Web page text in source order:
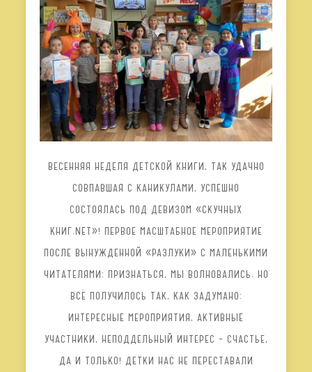
ВЕСЕННЯЯ НЕДЕЛЯ ДЕТСКОЙ КНИГИ, ТАК УДАЧНО
СОВПАВШАЯ С КАНИКУЛАМИ, УСПЕШНО
СОСТОЯЛАСЬ ПОД ДЕВИЗОМ «СКУЧНЫХ
КНИГ.NET»! ПЕРВОЕ МАСШТАБНОЕ МЕРОПРИЯТИЕ
ПОСЛЕ ВЫНУЖДЕННОЙ «РАЗЛУКИ» С МАЛЕНЬКИМИ
ЧИТАТЕЛЯМИ: ПРИЗНАТЬСЯ, МЫ ВОЛНОВАЛИСЬ. НО
ВСЁ ПОЛУЧИЛОСЬ ТАК, КАК ЗАДУМАНО:
ИНТЕРЕСНЫЕ МЕРОПРИЯТИЯ, АКТИВНЫЕ
УЧАСТНИКИ, НЕПОДДЕЛЬНЫЙ ИНТЕРЕС – СЧАСТЬЕ,
ДА И ТОЛЬКО! ДЕТКИ НАС НЕ ПЕРЕСТАВАЛИ